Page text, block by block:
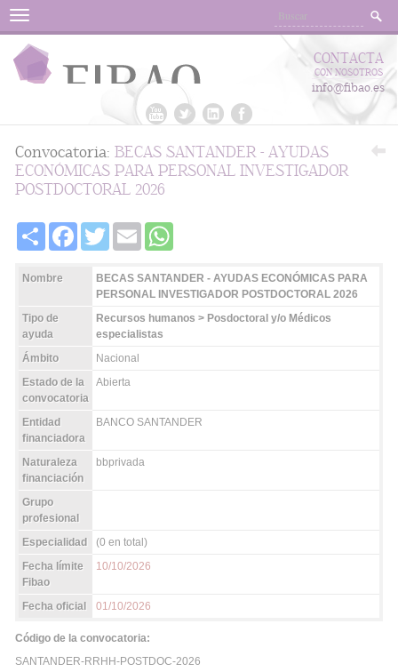
Menu
CONTACTA
CON NOSOTROS
info@fibao.es
Convocatoria: BECAS SANTANDER - AYUDAS
ECONÓMICAS PARA PERSONAL INVESTIGADOR
POSTDOCTORAL 2026
Share FacebookTwitter Email
Nombre
BECAS SANTANDER - AYUDAS ECONÓMICAS PARA
PERSONAL INVESTIGADOR POSTDOCTORAL 2026
Tipo de
ayuda
Recursos humanos > Posdoctoral y/o Médicos
especialistas
Ámbito
Nacional
Estado de la
convocatoria
Abierta
Entidad
financiadora
BANCO SANTANDER
Naturaleza
financiación
bbprivada
Grupo
profesional
Especialidad
(0 en total)
Fecha límite
Fibao
10/10/2026
Fecha oficial 01/10/2026
Código de la convocatoria:
SANTANDER-RRHH-POSTDOC-2026